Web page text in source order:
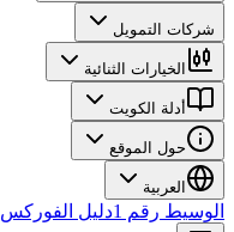
شركات التمويل
الخيارات الثنائية
أدلة الكويت
حول الموقع
العربية
الوسيط رقم 1 دليل الفوركس 2026